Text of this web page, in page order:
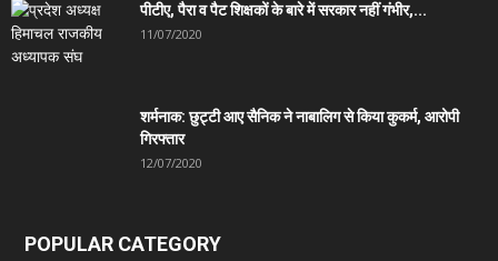
पीटीए, पैरा व पैट शिक्षकों के बारे में सरकार नहीं गंभीर,...
11/07/2020
शर्मनाक: छुट्टी आए सैनिक ने नाबालिग से किया कुकर्म, आरोपी
गिरफ्तार
12/07/2020
POPULAR CATEGORY